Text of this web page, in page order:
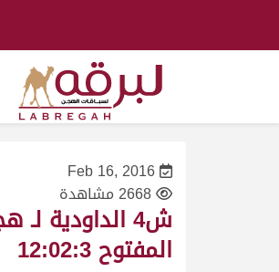
Feb 16, 2016
2668 مشاهدة
المفتوح 12:02:3